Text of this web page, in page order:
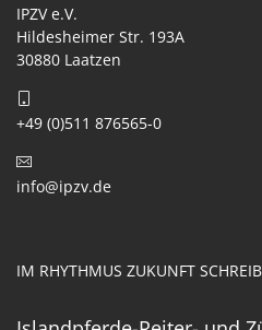
IPZV e.V.
Hildesheimer Str. 193A
30880 Laatzen
+49 (0)511 876565-0
info@ipzv.de
IM RHYTHMUS ZUKUNFT